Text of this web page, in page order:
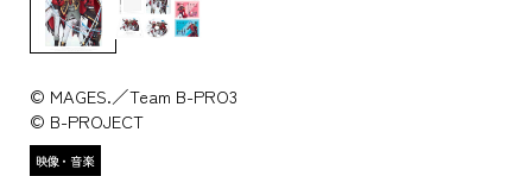
© MAGES.／Team B-PRO3
© B-PROJECT